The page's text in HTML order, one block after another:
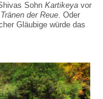
Sohn Kartikeya vor
änen der Reue. Oder
Gläubige würde das